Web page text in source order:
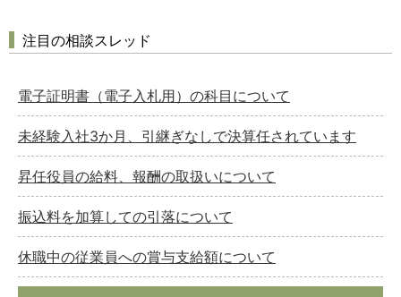
注目の相談スレッド
電子証明書（電子入札用）の科目について
未経験入社3か月、引継ぎなしで決算任されています
昇任役員の給料、報酬の取扱いについて
振込料を加算しての引落について
休職中の従業員への賞与支給額について